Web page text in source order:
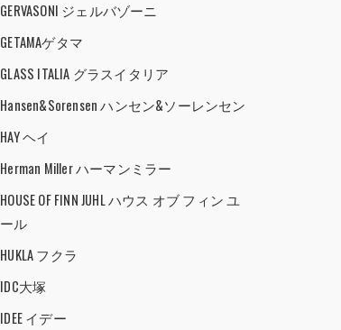
GERVASONI ジェルバゾーニ
GETAMAゲタマ
GLASS ITALIA グラスイタリア
Hansen&Sorensen ハンセン&ソーレンセン
HAY ヘイ
Herman Miller ハーマンミラー
HOUSE OF FINN JUHL ハウス オブ フィン ユ
ール
HUKLA フクラ
IDC大塚
IDEE イデー